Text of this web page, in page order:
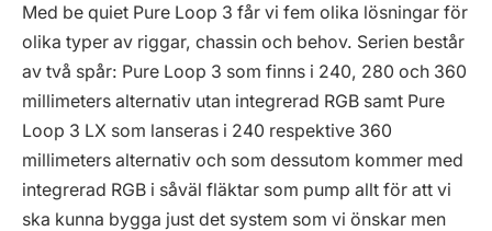
Med be quiet Pure Loop 3 får vi fem olika lösningar för
olika typer av riggar, chassin och behov. Serien består
av två spår: Pure Loop 3 som finns i 240, 280 och 360
millimeters alternativ utan integrerad RGB samt Pure
Loop 3 LX som lanseras i 240 respektive 360
millimeters alternativ och som dessutom kommer med
integrerad RGB i såväl fläktar som pump allt för att vi
ska kunna bygga just det system som vi önskar men